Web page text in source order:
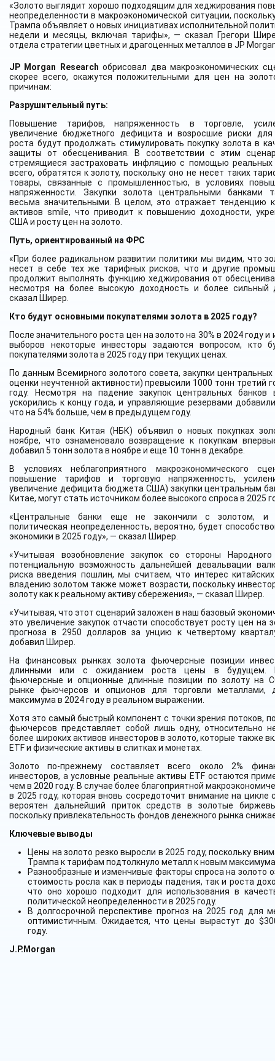
«Золото выглядит хорошо подходящим для хеджирования
неопределенности в макроэкономической ситуации,
Трампа объявляет о новых инициативах исполнительной
недели и месяцы, включая тарифы», — сказал Грегори
отдела стратегии цветных и драгоценных металлов в JP
JP Morgan Research обрисовал два макроэкономических
скорее всего, окажутся положительными для цен на
причинам:
Разрушительный путь:
Повышение тарифов, напряженность в торговле,
увеличение бюджетного дефицита и возросшие риски для
роста будут продолжать стимулировать покупку золота в
защиты от обесценивания. В соответствии с этим
стремящиеся застраховать инфляцию с помощью реальных
всего, обратятся к золоту, поскольку оно не несет таких
товары, связанные с промышленностью, в условиях
напряженности. Закупки золота центральными банками
весьма значительными. В целом, это отражает тенденцию
активов smile, что приводит к повышению доходности,
США и росту цен на золото.
Путь, ориентированный на ФРС
«При более радикальном развитии политики мы видим, что
несет в себе тех же тарифных рисков, что и другие
продолжит выполнять функцию хеджирования от
несмотря на более высокую доходность и более
сказал Ширер.
Кто будут основными покупателями золота в 2025 году?
После значительного роста цен на золото на 30% в 2024 году и
выборов некоторые инвесторы задаются вопросом, кто
покупателями золота в 2025 году при текущих ценах.
По данным Всемирного золотого совета, закупки
оценки неучтенной активности) превысили 1000 тонн третий
году. Несмотря на падение закупок центральных банков
ускорились к концу года, и управляющие резервами
что на 54% больше, чем в предыдущем году.
Народный банк Китая (НБК) объявил о новых покупках
ноябре, что ознаменовало возвращение к покупкам
добавил 5 тонн золота в ноябре и еще 10 тонн в декабре.
В условиях неблагоприятного макроэкономического
повышение тарифов и торговую напряженность,
увеличение дефицита бюджета США) закупки центральным
Китае, могут стать источником более высокого спроса в 2025
«Центральные банки еще не закончили с золотом, и
политическая неопределенность, вероятно, будет
экономики в 2025 году», — сказал Ширер.
«Учитывая возобновление закупок со стороны
потенциальную возможность дальнейшей девальвации
риска введения пошлин, мы считаем, что интерес
владению золотом также может возрасти, поскольку
золоту как к реальному активу сбережения», — сказал Ширер.
«Учитывая, что этот сценарий заложен в наш базовый
это увеличение закупок отчасти способствует росту цен на
прогноза в 2950 долларов за унцию к четвертому
добавил Ширер.
На финансовых рынках золота фьючерсные позиции
длинными или с ожиданием роста цены в будущем.
фьючерсные и опционные длинные позиции по золоту на
рынке фьючерсов и опционов для торговли металлами,
максимума в 2024 году в реальном выражении.
Хотя это самый быстрый компонент с точки зрения потоков,
фьючерсов представляет собой лишь одну, относительно
более широких активов инвесторов в золото, которые также
ETF и физические активы в слитках и монетах.
Золото по-прежнему составляет всего около 2%
инвесторов, а условные реальные активы ETF остаются
чем в 2020 году. В случае более благоприятной
в 2025 году, которая вновь сосредоточит внимание на
вероятен дальнейший приток средств в золотые
поскольку привлекательность фондов денежного рынка
Ключевые выводы
Цены на золото резко выросли в 2025 году, поскольку
Трампа к тарифам подтолкнуло металл к новым
Разнообразные и изменчивые факторы спроса на золото
стоимость росла как в периоды падения, так и роста
что оно хорошо подходит для использования в
политической неопределенности в 2025 году.
В долгосрочной перспективе прогноз на 2025 год для
оптимистичным. Ожидается, что цены вырастут до
году.
J.P.Morgan